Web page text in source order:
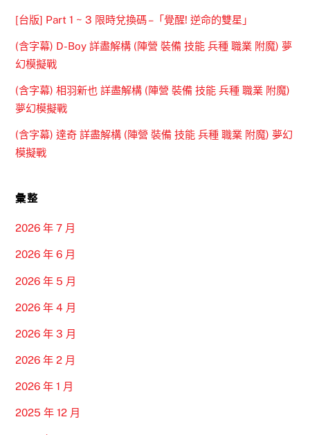
[台版] Part 1 ~ 3 限時兌換碼 –「覺醒! 逆命的雙星」
(含字幕) D-Boy 詳盡解構 (陣營 裝備 技能 兵種 職業 附魔) 夢
幻模擬戰
(含字幕) 相羽新也 詳盡解構 (陣營 裝備 技能 兵種 職業 附魔)
夢幻模擬戰
(含字幕) 達奇 詳盡解構 (陣營 裝備 技能 兵種 職業 附魔) 夢幻
模擬戰
彙整
2026 年 7 月
2026 年 6 月
2026 年 5 月
2026 年 4 月
2026 年 3 月
2026 年 2 月
2026 年 1 月
2025 年 12 月